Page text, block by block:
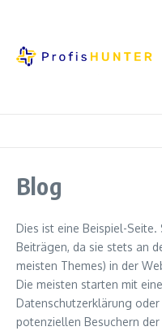
Blog
Dies ist eine Beispiel-
Beiträgen, da sie stets an
meisten Themes) in der
Die meisten starten mit
Datenschutzerklärung oder
potenziellen Besuchern